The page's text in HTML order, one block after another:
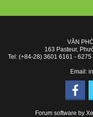
VĂN
163 Pasteur,
Tel: (+84-28) 3601 6161 -
Email:
Forum software by